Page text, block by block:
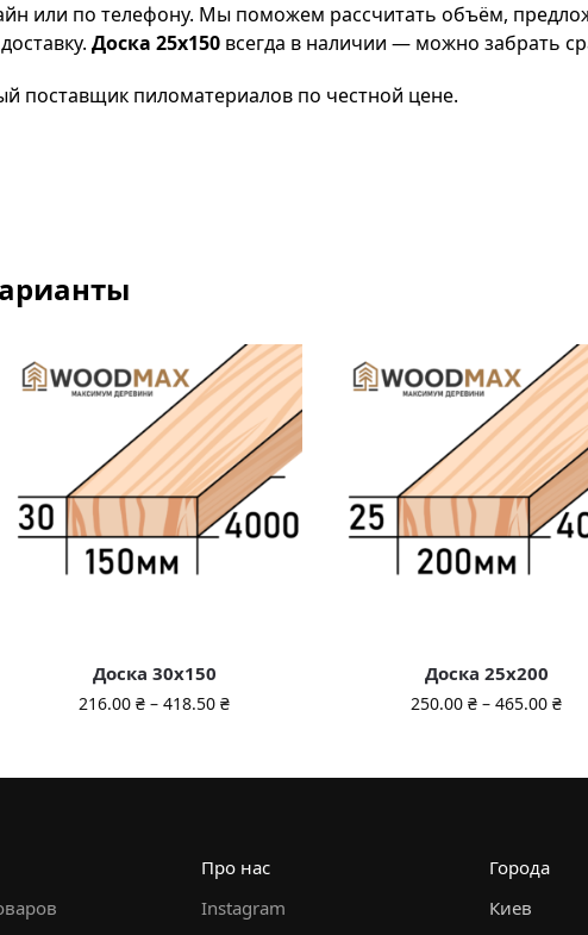
или по телефону. Мы поможем рассчитать объём,
Доска 25х150всегда в наличии — можно забрать
поставщик пиломатериалов по честной цене.
Доска 30х150
216.00₴ – 418.50₴
Доска 25х200
250.00₴ – 465.00₴
Про нас
Instagram
Города
Киев